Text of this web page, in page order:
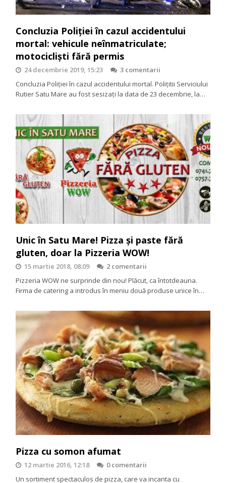
Concluzia Poliției în cazul accidentului
mortal: vehicule neînmatriculate;
motocicliști fără permis
24 decembrie 2019, 15:23
3 comentarii
Concluzia Poliției în cazul accidentului mortal. Polițitii Serviciului
Rutier Satu Mare au fost sesizați la data de 23 decembrie, la…
Unic în Satu Mare! Pizza și paste fără
gluten, doar la Pizzeria WOW!
15 martie 2018, 08:09
2 comentarii
Pizzeria WOW ne surprinde din nou! Plăcut, ca întotdeauna.
Firma de catering a introdus în meniu două produse unice în…
Pizza cu somon afumat
12 martie 2016, 12:18
0 comentarii
Un sortiment spectaculos de pizza, care va incanta cu